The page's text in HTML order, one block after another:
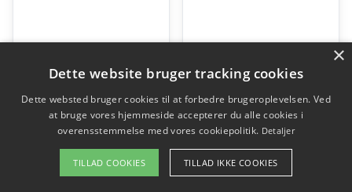
My Hood 200 Løbehjul – Sort
×
Dette website bruger tracking cookies
Dette websted bruger cookies til at forbedre brugeroplevelsen. Ved
at bruge vores hjemmeside accepterer du alle cookies i
overensstemmelse med vores cookiepolitik. Detaljer
TILLAD COOKIES TILLAD IKKE COOKIES